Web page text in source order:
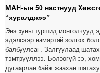
МАН-ын 50 настнууд
“хуралджээ”
Энэ зуны туршид монголчууд
эдэлсээр намартай золгох
балбуулсан. Залгуулаад
тэмтрүүллээ. Болоогүй ээ,
дугаарлан байж жаахан